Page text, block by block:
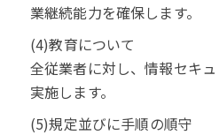
業継続能力を確保します。
(4)教育について
全従業者に対し、情報セキ
実施します。
(5)規定並びに手順の順守